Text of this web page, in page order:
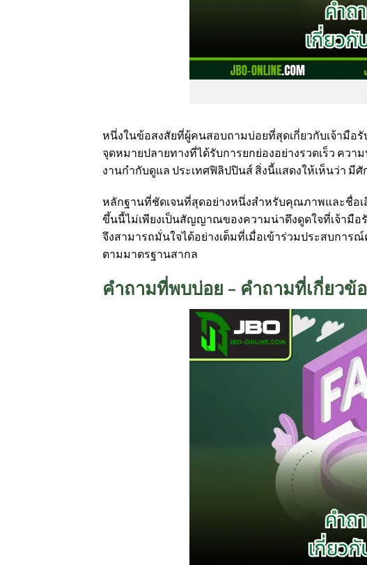
หนึ่งในข้อสงสัยที่ผู้คนสอบถามบ่อยที่สุดเกี่ยวกับเจ้ามือรั
จุดหมายปลายทางที่ได้รับการยกย่องอย่างรวดเร็ว คว
งานกำกับดูแล ประเทศฟิลิปปินส์ สิ่งนี้แสดงให้เห็นว่า มี
หลักฐานที่ชัดเจนที่สุดอย่างหนึ่งสำหรับคุณภาพและชื่อเ
ขึ้นนี้ไม่เพียงเป็นสัญญาณของความน่าดึงดูดใจที่เจ้ามือ
จึงสามารถมั่นใจได้อย่างเต็มที่เมื่อเข้าร่วมประสบกา
ตามมาตรฐานสากล
คำถามที่พบบ่อย – คำถามที่เกี่ยวข้